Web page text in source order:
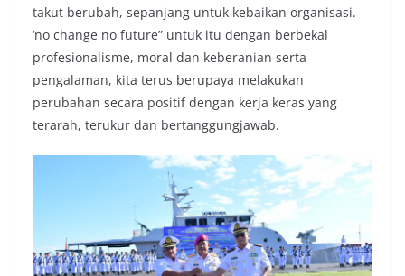
takut berubah, sepanjang untuk kebaikan organisasi.
‘no change no future” untuk itu dengan berbekal
profesionalisme, moral dan keberanian serta
pengalaman, kita terus berupaya melakukan
perubahan secara positif dengan kerja keras yang
terarah, terukur dan bertanggungjawab.